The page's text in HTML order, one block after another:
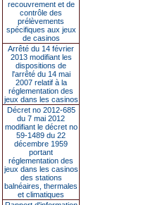
recouvrement et de
contrôle des
prélèvements
spécifiques aux jeux
de casinos
Arrêté du 14 février
2013 modifiant les
dispositions de
l'arrêté du 14 mai
2007 relatif à la
réglementation des
jeux dans les casinos
Décret no 2012-685
du 7 mai 2012
modifiant le décret no
59-1489 du 22
décembre 1959
portant
réglementation des
jeux dans les casinos
des stations
balnéaires, thermales
et climatiques